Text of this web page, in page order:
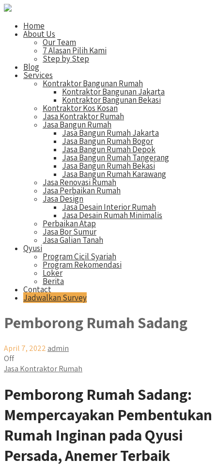
Home
About Us
Our Team
7 Alasan Pilih Kami
Step by Step
Blog
Services
Kontraktor Bangunan Rumah
Kontraktor Bangunan Jakarta
Kontraktor Bangunan Bekasi
Kontraktor Kos Kosan
Jasa Kontraktor Rumah
Jasa Bangun Rumah
Jasa Bangun Rumah Jakarta
Jasa Bangun Rumah Bogor
Jasa Bangun Rumah Depok
Jasa Bangun Rumah Tangerang
Jasa Bangun Rumah Bekasi
Jasa Bangun Rumah Karawang
Jasa Renovasi Rumah
Jasa Perbaikan Rumah
Jasa Design
Jasa Desain Interior Rumah
Jasa Desain Rumah Minimalis
Perbaikan Atap
Jasa Bor Sumur
Jasa Galian Tanah
Qyusi
Program Cicil Syariah
Program Rekomendasi
Loker
Berita
Contact
Jadwalkan Survey
Pemborong Rumah Sadang
April 7, 2022 admin
Off
Jasa Kontraktor Rumah
Pemborong Rumah Sadang:
Mempercayakan Pembentukan
Rumah Inginan pada Qyusi
Persada, Anemer Terbaik